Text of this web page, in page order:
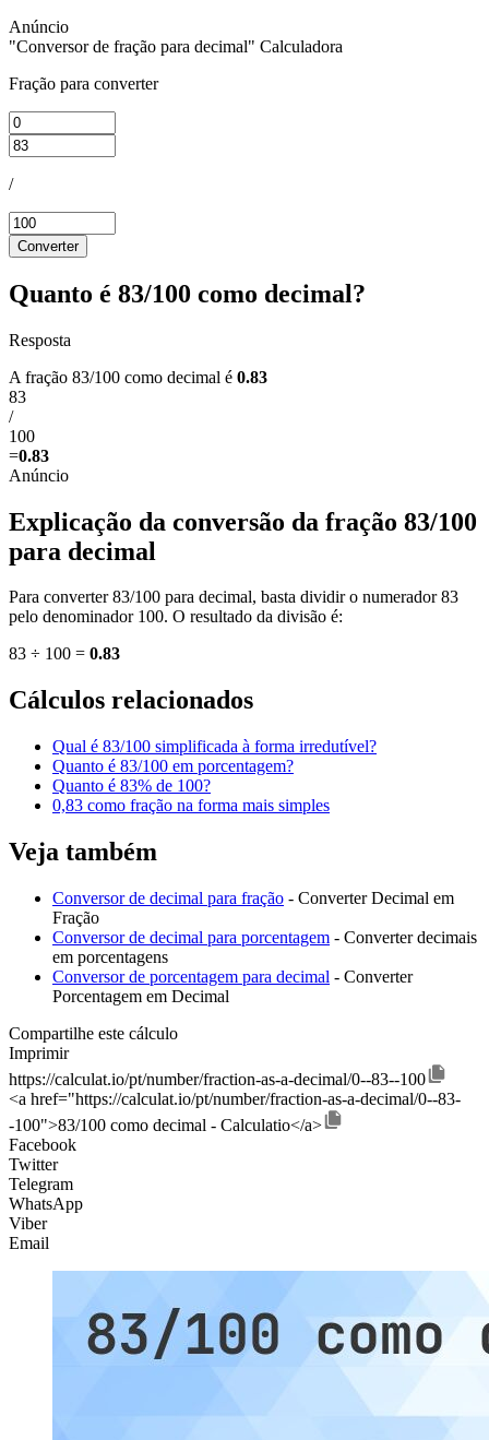
"Conversor de fração para decimal" Calculadora
Fração para converter
/
Converter
Quanto é 83/100 como decimal?
Resposta
A fração 83/100 como decimal é 0.83
83
/
100
=0.83
Explicação da conversão da fração 83/100
para decimal
Para converter 83/100 para decimal, basta dividir o numerador 83
pelo denominador 100. O resultado da divisão é:
83 ÷ 100 = 0.83
Cálculos relacionados
Qual é 83/100 simplificada à forma irredutível?
Quanto é 83/100 em porcentagem?
Quanto é 83% de 100?
0,83 como fração na forma mais simples
Veja também
Conversor de decimal para fração - Converter Decimal em
Fração
Conversor de decimal para porcentagem - Converter decimais
em porcentagens
Conversor de porcentagem para decimal - Converter
Porcentagem em Decimal
Compartilhe este cálculo
Imprimir
https://calculat.io/pt/number/fraction-as-a-decimal/0--83--100
<a href="https://calculat.io/pt/number/fraction-as-a-decimal/0--83-
-100">83/100 como decimal - Calculatio</a>
Facebook
Twitter
Telegram
WhatsApp
Viber
Email